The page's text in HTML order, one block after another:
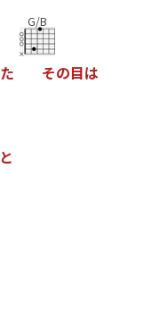
た
G/B
その目は
と